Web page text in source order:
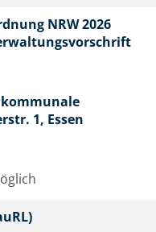
NRW 2026
1, Essen